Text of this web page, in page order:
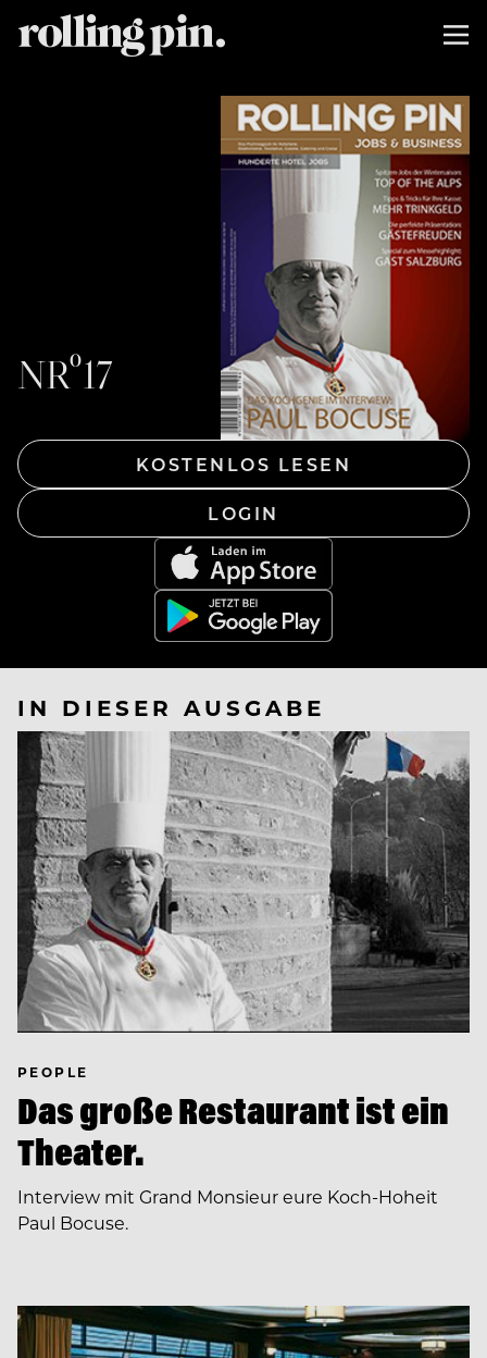
NRº17
KOSTENLOS LESEN
LOGIN
IN DIESER AUSGABE
PEOPLE
Das große Restaurant ist ein
Theater.
Interview mit Grand Monsieur eure Koch-Hoheit
Paul Bocuse.